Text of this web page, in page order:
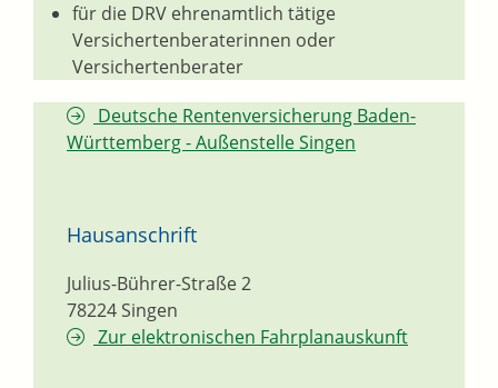
für die DRV ehrenamtlich tätige
Versichertenberaterinnen oder
Versichertenberater
Deutsche Rentenversicherung Baden-
Württemberg - Außenstelle Singen
Hausanschrift
Julius-Bührer-Straße 2
78224Singen
Zur elektronischen Fahrplanauskunft